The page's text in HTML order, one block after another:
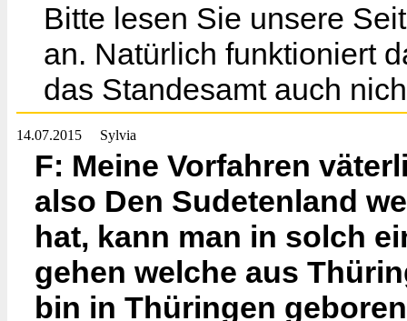
Bitte lesen Sie unsere
an. Natürlich funktioniert
das Standesamt auch
14.07.2015 Sylvia
F: Meine Vorfahren
also Den Sudetenland
hat, kann man in solch
gehen welche aus
bin in Thüringen